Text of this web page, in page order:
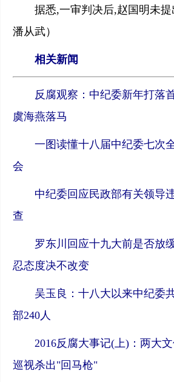
据悉,一审判决后,赵国明未提
潘从武）
相关新闻
反腐观察：中纪委新年打落
虞海燕落马
一图读懂十八届中纪委七次
会
中纪委回应民政部有关领导
查
罗东川回应十九大前是否放
忍态度决不改变
吴玉良：十八大以来中纪委
部240人
2016反腐大事记(上)：两大
巡视杀出"回马枪"